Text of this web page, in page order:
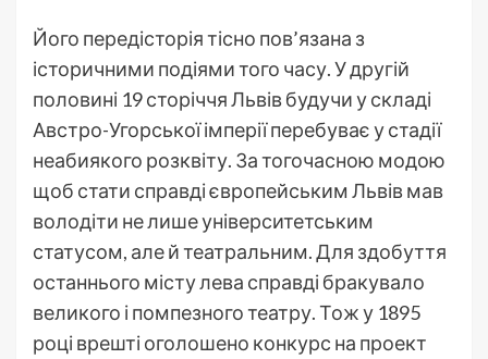
Його передісторія тісно пов’язана з
історичними подіями того часу. У другій
половині 19 сторіччя Львів будучи у складі
Австро-Угорської імперії перебуває у стадії
неабиякого розквіту. За тогочасною модою
щоб стати справді європейським Львів мав
володіти не лише університетським
статусом, але й театральним. Для здобуття
останнього місту лева справді бракувало
великого і помпезного театру. Тож у 1895
році врешті оголошено конкурс на проект